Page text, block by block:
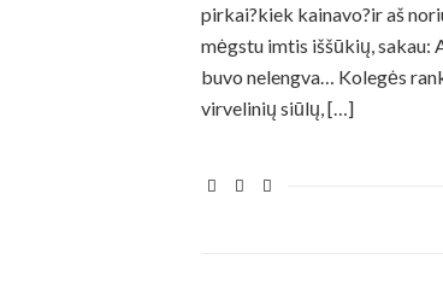
pirkai?kiek kainavo?ir aš
mėgstu imtis iššūkių, sakau:
buvo nelengva… Kolegės
virvelinių siūlų, […]